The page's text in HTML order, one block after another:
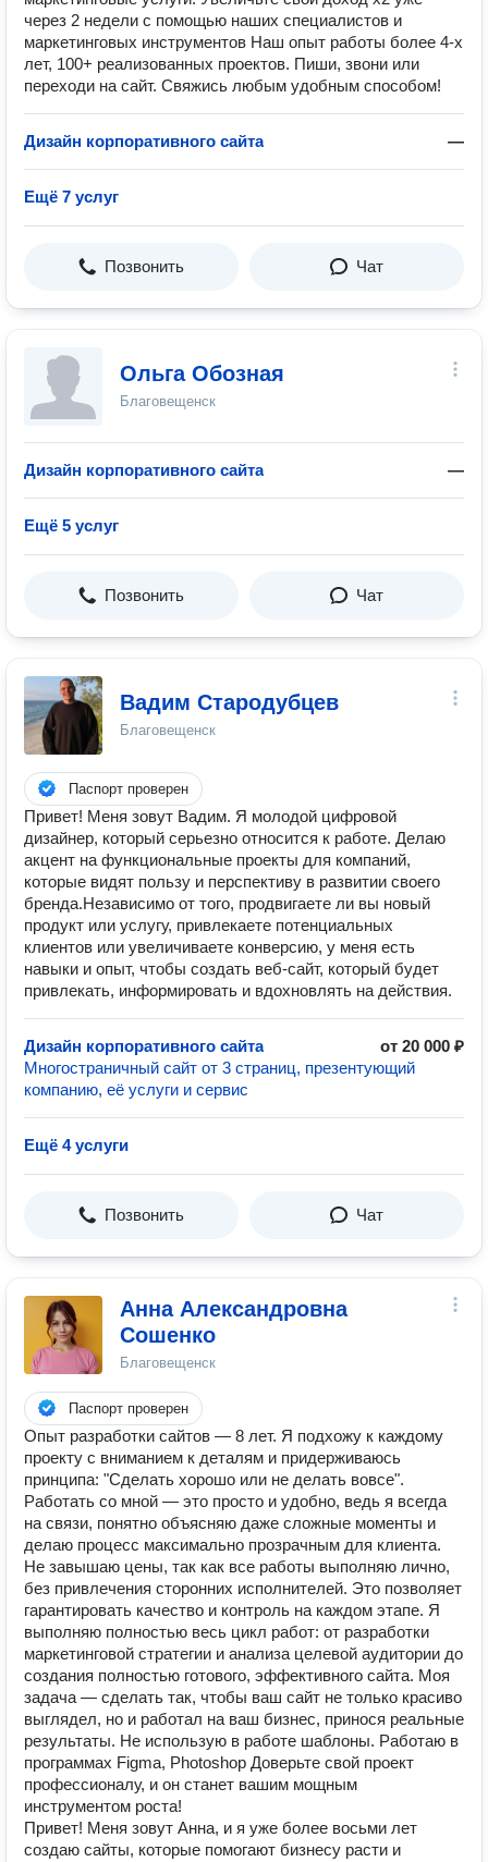
через 2 недели с помощью наших специалистов и
маркетинговых инструментов Наш опыт работы более 4-х
лет, 100+ реализованных проектов. Пиши, звони или
переходи на сайт. Свяжись любым удобным способом!
Дизайн корпоративного сайта —
Ещё 7 услуг
Позвонить Чат
Ольга Обозная
Благовещенск
Дизайн корпоративного сайта —
Ещё 5 услуг
Позвонить Чат
Вадим Стародубцев
Благовещенск
Паспорт проверен
Привет! Меня зовут Вадим. Я молодой цифровой
дизайнер, который серьезно относится к работе. Делаю
акцент на функциональные проекты для компаний,
которые видят пользу и перспективу в развитии своего
бренда.Независимо от того, продвигаете ли вы новый
продукт или услугу, привлекаете потенциальных
клиентов или увеличиваете конверсию, у меня есть
навыки и опыт, чтобы создать веб-сайт, который будет
привлекать, информировать и вдохновлять на действия.
Дизайн корпоративного сайта
от 20 000 ₽
Многостраничный сайт от 3 страниц, презентующий
компанию, её услуги и сервис
Ещё 4 услуги
Позвонить Чат
Анна Александровна
Сошенко
Благовещенск
Паспорт проверен
Опыт разработки сайтов — 8 лет. Я подхожу к каждому
проекту с вниманием к деталям и придерживаюсь
принципа: "Сделать хорошо или не делать вовсе".
Работать со мной — это просто и удобно, ведь я всегда
на связи, понятно объясняю даже сложные моменты и
делаю процесс максимально прозрачным для клиента.
Не завышаю цены, так как все работы выполняю лично,
без привлечения сторонних исполнителей. Это позволяет
гарантировать качество и контроль на каждом этапе. Я
выполняю полностью весь цикл работ: от разработки
маркетинговой стратегии и анализа целевой аудитории до
создания полностью готового, эффективного сайта. Моя
задача — сделать так, чтобы ваш сайт не только красиво
выглядел, но и работал на ваш бизнес, принося реальные
результаты. Не использую в работе шаблоны. Работаю в
программах Figma, Photoshop Доверьте свой проект
профессионалу, и он станет вашим мощным
инструментом роста!
Привет! Меня зовут Анна, и я уже более восьми лет
создаю сайты, которые помогают бизнесу расти и